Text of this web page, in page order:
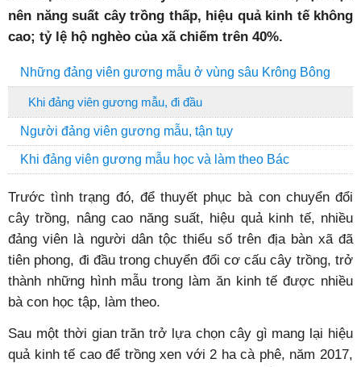
nên năng suất cây trồng thấp, hiệu quả kinh tế không
cao; tỷ lệ hộ nghèo của xã chiếm trên 40%.
Những đảng viên gương mẫu ở vùng sâu Krông Bông
Khi đảng viên gương mẫu, đi đầu
Người đảng viên gương mẫu, tận tụy
Khi đảng viên gương mẫu học và làm theo Bác
Trước tình trạng đó, để thuyết phục bà con chuyển đổi
cây trồng, nâng cao năng suất, hiệu quả kinh tế, nhiều
đảng viên là người dân tộc thiểu số trên địa bàn xã đã
tiên phong, đi đầu trong chuyển đổi cơ cấu cây trồng, trở
thành những hình mẫu trong làm ăn kinh tế được nhiều
bà con học tập, làm theo.
Sau một thời gian trăn trở lựa chọn cây gì mang lại hiệu
quả kinh tế cao để trồng xen với 2 ha cà phê, năm 2017,